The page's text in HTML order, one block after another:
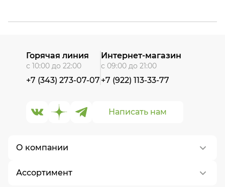
О компании
О нас
Ассортимент
Написать нам
Горячая линия
с 10:00 до 22:00
+7 (343) 273-07-07
Интернет-магазин
с 09:00 до 21:00
+7 (922) 113-33-77